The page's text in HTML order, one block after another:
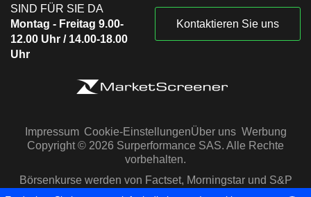
SIND FÜR SIE DA
Montag - Freitag 9.00-
12.00 Uhr / 14.00-18.00
Uhr
Kontaktieren Sie uns
Impressum Cookie-EinstellungenÜber uns Werbung
Copyright © 2026 Surperformance SAS. Alle Rechte
vorbehalten.
Börsenkurse werden von Factset, Morningstar und S&P
Capital IQ zur Verfügung gestellt